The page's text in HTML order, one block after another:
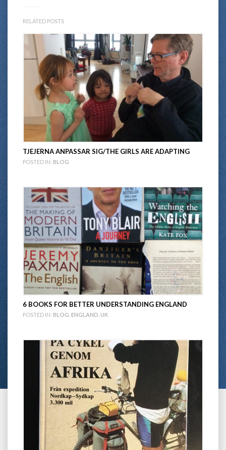
RELATED POSTS
TJEJERNA ANPASSAR SIG/THE GIRLS ARE ADAPTING
POSTED IN: BLOG
6 BOOKS FOR BETTER UNDERSTANDING ENGLAND
POSTED IN: BLOG ENGLAND UK